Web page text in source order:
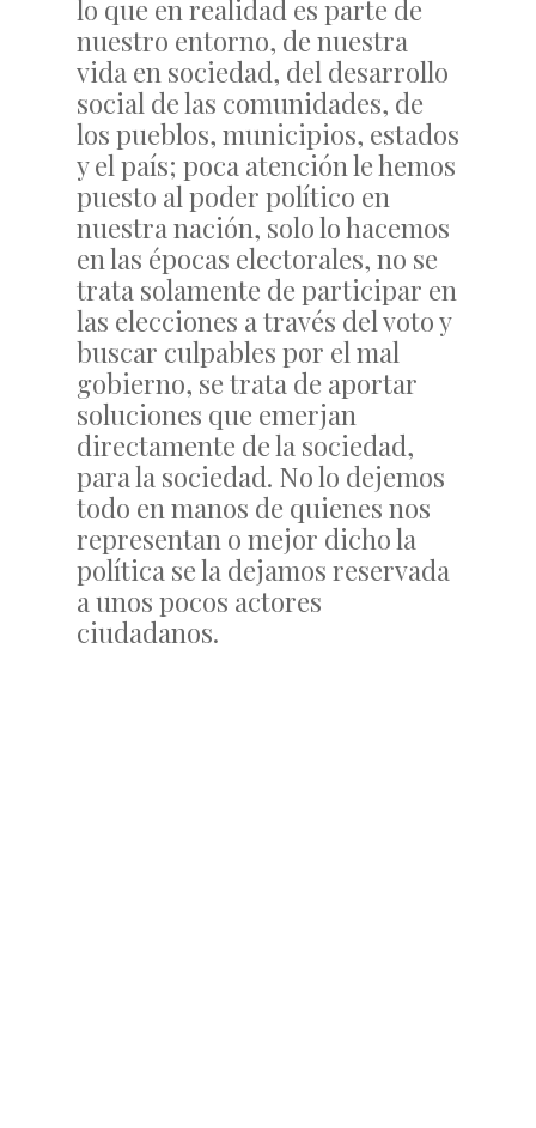
lo que en realidad es parte de
nuestro entorno, de nuestra
vida en sociedad, del desarrollo
social de las comunidades, de
los pueblos, municipios, estados
y el país; poca atención le hemos
puesto al poder político en
nuestra nación, solo lo hacemos
en las épocas electorales, no se
trata solamente de participar en
las elecciones a través del voto y
buscar culpables por el mal
gobierno, se trata de aportar
soluciones que emerjan
directamente de la sociedad,
para la sociedad. No lo dejemos
todo en manos de quienes nos
representan o mejor dicho la
política se la dejamos reservada
a unos pocos actores
ciudadanos.